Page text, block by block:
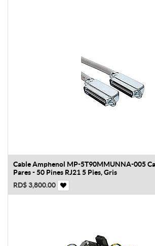
Cable Amphenol MP-5T90MMUNNA-005
Pares - 50 Pines RJ21 5 Pies, Gris
RD$3,800.00